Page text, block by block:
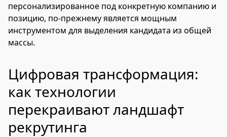
персонализированное под конкретную компанию и
позицию, по-прежнему является мощным
инструментом для выделения кандидата из общей
массы.
Цифровая трансформация:
как технологии
перекраивают ландшафт
рекрутинга